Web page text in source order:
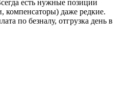
есть нужные позиции
компенсаторы) даже редкие.
по безналу, отгрузка день в